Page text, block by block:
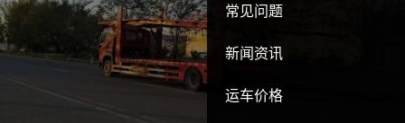
常见问题
新闻资讯
运车价格